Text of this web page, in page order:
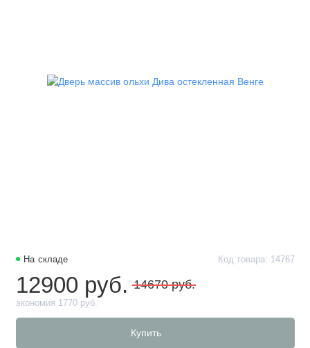
На складе Код товара: 14767
12900 руб. 14670 руб.
экономия 1770 руб.
Купить